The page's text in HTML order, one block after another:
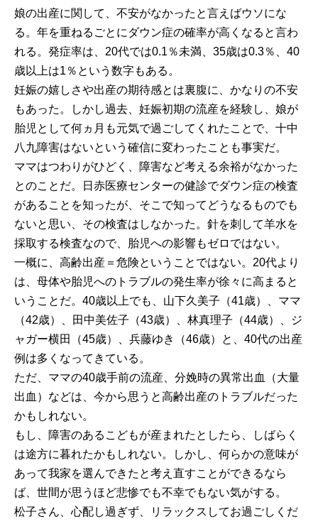
娘の出産に関して、不安がなかったと言えばウソにな
る。年を重ねるごとにダウン症の確率が高くなると言わ
れる。発症率は、20代では0.1％未満、35歳は0.3％、40
歳以上は1％という数字もある。
妊娠の嬉しさや出産の期待感とは裏腹に、かなりの不安
もあった。しかし過去、妊娠初期の流産を経験し、娘が
胎児として何ヵ月も元気で過ごしてくれたことで、十中
八九障害はないという確信に変わったことも事実だ。
ママはつわりがひどく、障害など考える余裕がなかった
とのことだ。日赤医療センターの健診でダウン症の検査
があることを知ったが、そこで知ってどうなるものでも
ないと思い、その検査はしなかった。針を刺して羊水を
採取する検査なので、胎児への影響もゼロではない。
一概に、高齢出産＝危険ということではない。20代より
は、母体や胎児へのトラブルの発生率が徐々に高まると
いうことだ。40歳以上でも、山下久美子（41歳）、ママ
（42歳）、田中美佐子（43歳）、林真理子（44歳）、ジ
ャガー横田（45歳）、兵藤ゆき（46歳）と、40代の出産
例は多くなってきている。
ただ、ママの40歳手前の流産、分娩時の異常出血（大量
出血）などは、今から思うと高齢出産のトラブルだった
かもしれない。
もし、障害のあるこどもが産まれたとしたら、しばらく
は途方に暮れたかもしれない。しかし、何らかの意味が
あって我家を選んできたと考え直すことができるなら
ば、世間が思うほど悲惨でも不幸でもない気がする。
松子さん、心配し過ぎず、リラックスしてお過ごしくだ